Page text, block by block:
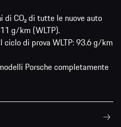
di CO₂ di tutte le nuove auto
g/km (WLTP).
ciclo di prova WLTP: 93.6 g/km
Porsche completamente